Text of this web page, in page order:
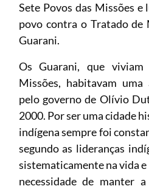
Sete Povos das Missões e
povo contra o Tratado de
Guarani.
Os Guarani, que
Missões, habitavam uma
pelo governo de Olívio
2000. Por ser uma cidade
indígena sempre foi
segundo as lideranças
sistematicamente na vida
necessidade de manter